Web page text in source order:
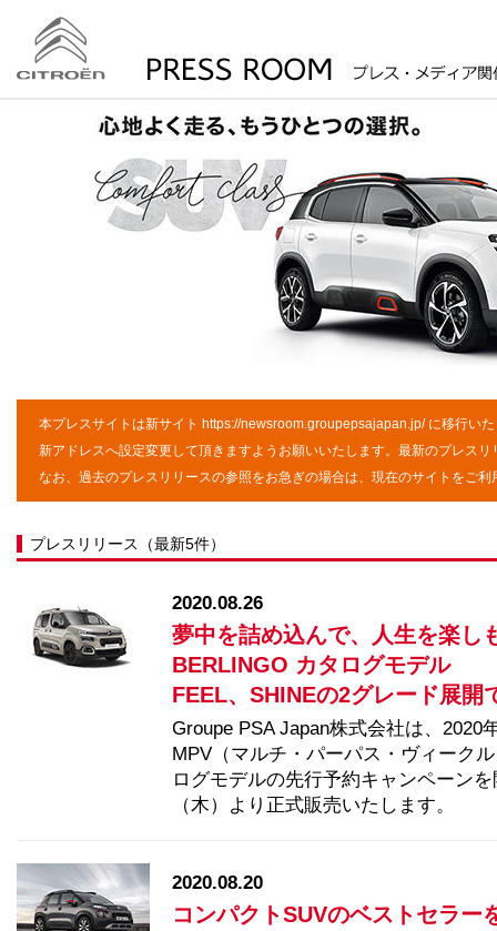
本プレスサイトは新サイト https://newsroom.groupepsajapan.jp/に移行いた
新アドレスへ設定変更して頂きますようお願いいたします。最新のプレス
なお、過去のプレスリリースの参照をお急ぎの場合は、現在のサイトをご
プレスリリース（最新5件）
2020.08.26
夢中を詰め込んで、人生を楽し
BERLINGO カタログモデル
FEEL、SHINEの2グレード展開
Groupe PSA Japan株式会社は、2020
MPV（マルチ・パーパス・ヴィーク
ログモデルの先行予約キャンペーン
（木）より正式販売いたします。
2020.08.20
コンパクトSUVのベストセラー